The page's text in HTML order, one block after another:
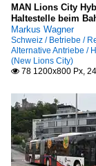
MAN Lions City
Haltestelle beim
Markus Wagner
Schweiz / Betriebe /
Alternative Antriebe /
(New Lions City)
 78 1200x800 Px,